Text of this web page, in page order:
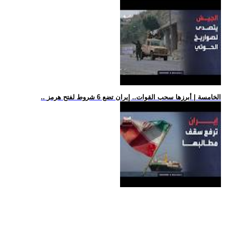
.. الخامسة | أبرزها سحب القوات.. إيران تضع 6 شروط لفتح هرمز